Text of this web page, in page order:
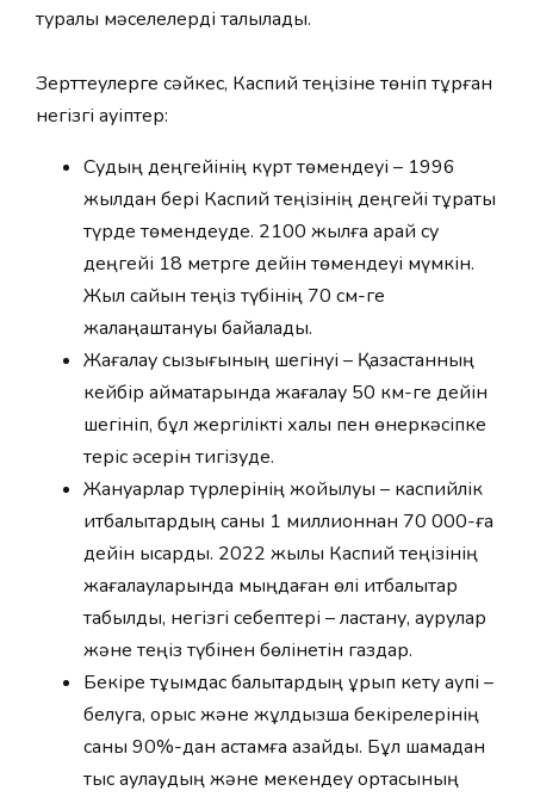
туралы мәселелерді талқылады.
Зерттеулерге сәйкес, Каспий теңізіне төніп тұрған
негізгі қауіптер:
Судың деңгейінің күрт төмендеуі – 1996
жылдан бері Каспий теңізінің деңгейі тұрақты
түрде төмендеуде. 2100 жылға қарай су
деңгейі 18 метрге дейін төмендеуі мүмкін.
Жыл сайын теңіз түбінің 70 см-ге
жалаңаштануы байқалады.
Жағалау сызығының шегінуі – Қазақстанның
кейбір аймақтарында жағалау 50 км-ге дейін
шегініп, бұл жергілікті халық пен өнеркәсіпке
теріс әсерін тигізуде.
Жануарлар түрлерінің жойылуы – каспийлік
итбалықтардың саны 1 миллионнан 70 000-ға
дейін қысқарды. 2022 жылы Каспий теңізінің
жағалауларында мыңдаған өлі итбалықтар
табылды, негізгі себептері – ластану, аурулар
және теңіз түбінен бөлінетін газдар.
Бекіре тұқымдас балықтардың құрып кету қаупі –
белуга, орыс және жұлдызша бекірелерінің
саны 90%-дан астамға азайды. Бұл шамадан
тыс аулаудың және мекендеу ортасының